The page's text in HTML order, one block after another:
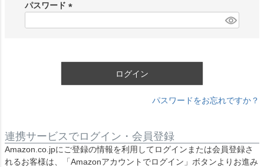
)
パスワード
ログイン
パスワードをお忘れですか？
連携サービスでログイン・会員登録
Amazon.co.jpにご登録の情報を利用してログインまたは会員登録さ
れるお客様は、「Amazonアカウントでログイン」ボタンよりお進み